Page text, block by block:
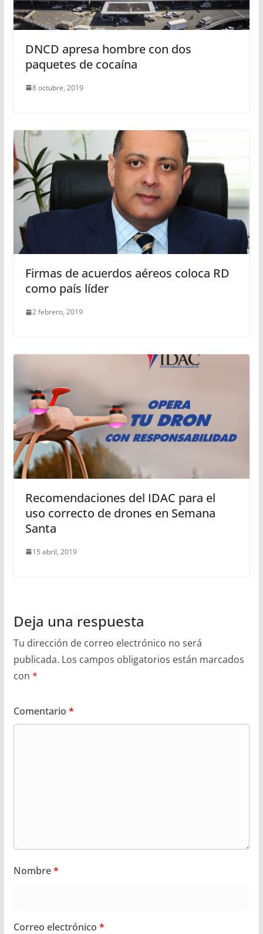
DNCD apresa hombre con dos
paquetes de cocaína
8 octubre, 2019
Firmas de acuerdos aéreos coloca RD
como país líder
2 febrero, 2019
Recomendaciones del IDAC para el
uso correcto de drones en Semana
Santa
15 abril, 2019
Deja una respuesta
Tu dirección de correo electrónico no será
publicada. Los campos obligatorios están marcados
con *
Comentario *
Nombre*
Correo electrónico *